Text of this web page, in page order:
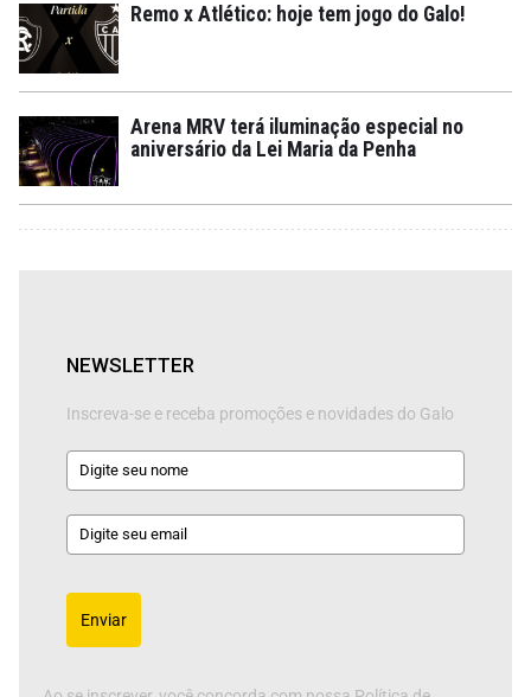
Remo x Atlético: hoje tem jogo do Galo!
Arena MRV terá iluminação especial no
aniversário da Lei Maria da Penha
NEWSLETTER
Inscreva-se e receba promoções e novidades do Galo
Enviar